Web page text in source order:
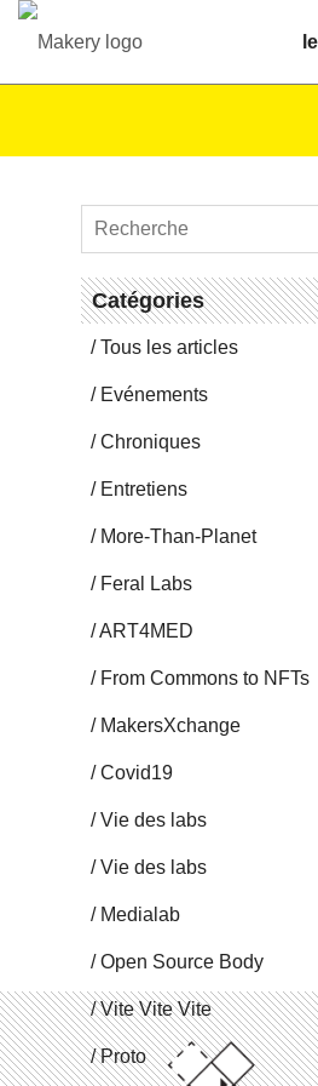
Ca­té­go­ries
Tous les articles
Evé­ne­ments
Chro­niques
En­tre­tiens
More-Than-Pla­net
Feral Labs
ART4MED
From Commons to NFTs
Ma­kersX­change
Covid19
Vie des labs
Vie des labs
Me­dia­lab
Open Source Body
Vite Vite Vite
Proto